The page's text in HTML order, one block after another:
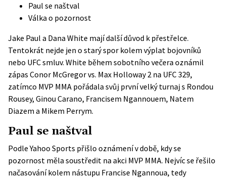
Paul se naštval
Válka o pozornost
Jake Paul a Dana White mají další důvod k přestřelce.
Tentokrát nejde jen o starý spor kolem výplat bojovníků
nebo UFC smluv. White během sobotního večera oznámil
zápas Conor McGregor vs. Max Holloway 2 na UFC 329,
zatímco MVP MMA pořádala svůj první velký turnaj s Rondou
Rousey, Ginou Carano, Francisem Ngannouem, Natem
Diazem a Mikem Perrym.
Paul se naštval
PodleYahoo Sports přišlo oznámení v době, kdy se
pozornost měla soustředit na akci MVP MMA. Nejvíc se řešilo
načasování kolem nástupu Francise Ngannoua, tedy